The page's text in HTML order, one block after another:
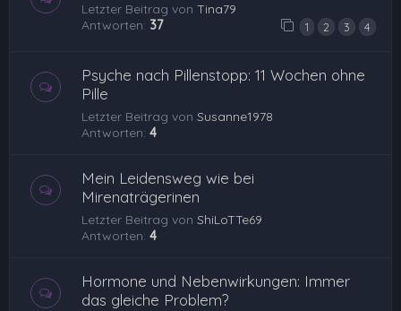
Letzter Beitrag von Tina79
Antworten: 37 1 2 3 4
Psyche nach Pillenstopp: 11 Wochen ohne
Pille
Letzter Beitrag von Susanne1978
Antworten: 4
Mein Leidensweg wie bei
Mirenaträgerinen
Letzter Beitrag von ShiLoTTe69
Antworten: 4
Hormone und Nebenwirkungen: Immer
das gleiche Problem?